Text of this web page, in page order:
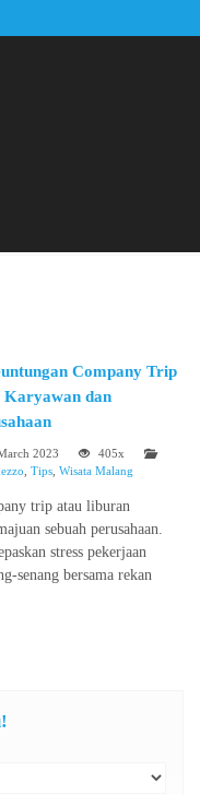
Company Trip
Karyawan dan
2023
405x
Tips Wisata Malang
trip atau liburan
sebuah perusahaan.
stress pekerjaan
senang bersama rekan